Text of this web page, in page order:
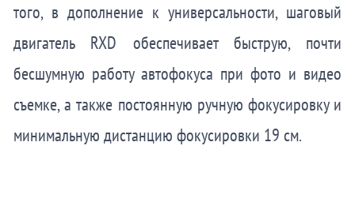
того, в дополнение к универсальности, шаговый
двигатель RXD обеспечивает быструю, почти
бесшумную работу автофокуса при фото и видео
съемке, а также постоянную ручную фокусировку и
минимальную дистанцию фокусировки 19 см.